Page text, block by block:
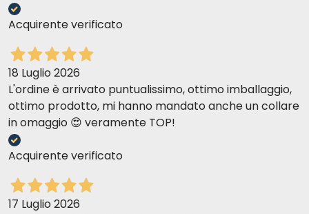
Acquirente verificato
18 Luglio 2026
L'ordine è arrivato puntualissimo, ottimo imballaggio,
ottimo prodotto, mi hanno mandato anche un collare
in omaggio 😍 veramente TOP!
Acquirente verificato
17 Luglio 2026